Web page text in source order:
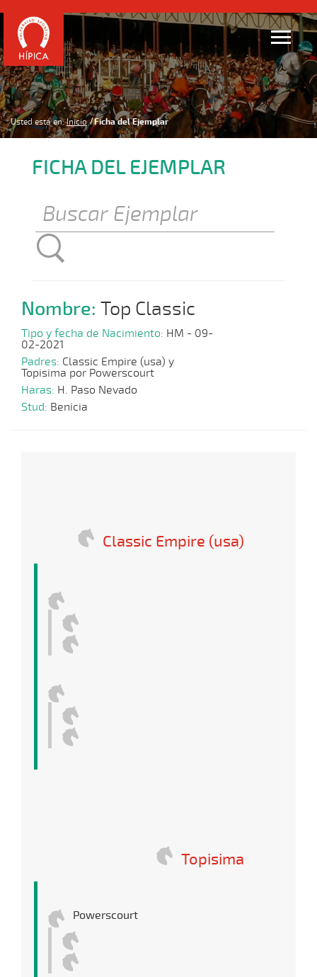
Usted está en: Inicio Ficha del Ejemplar
FICHA DEL EJEMPLAR
Nombre: Top Classic
Tipo y fecha de Nacimiento: HM - 09-
02-2021
Padres: Classic Empire (usa) y
Topisima por Powerscourt
Haras: H. Paso Nevado
Stud: Benicia
Classic Empire (usa)
Topisima
Powerscourt